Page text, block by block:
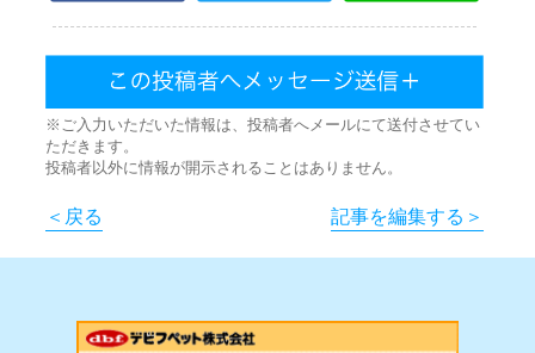
※ご入力いただいた情報は、投稿者へメールにて送付させてい
ただきます。
投稿者以外に情報が開示されることはありません。
＜戻る 記事を編集する＞